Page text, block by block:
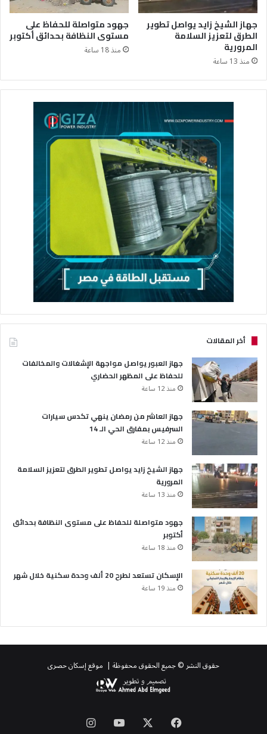
جهاز الشيخ زايد يواصل تطوير
الطرق لتعزيز السلامة
المرورية
منذ 13 ساعة
جهود متواصلة للحفاظ على
مستوى النظافة بحدائق أكتوبر
منذ 18 ساعة
أخر المقالات
جهاز العبور يواصل مواجهة الإشغالات والمخالفات
للحفاظ على المظهر الحضاري
منذ 12 ساعة
جهاز العاشر من رمضان ينهي تكدس سيارات
السرفيس بمفارق الحي الـ 14
منذ 12 ساعة
جهاز الشيخ زايد يواصل تطوير الطرق لتعزيز السلامة
المرورية
منذ 13 ساعة
جهود متواصلة للحفاظ على مستوى النظافة بحدائق
أكتوبر
منذ 18 ساعة
الإسكان تستعد لطرح 20 ألف وحدة سكنية خلال شهر
منذ 19 ساعة
حقوق النشر © جميع الحقوق محفوظة | موقع إسكان حصرى
فيسبوك ‫YouTube